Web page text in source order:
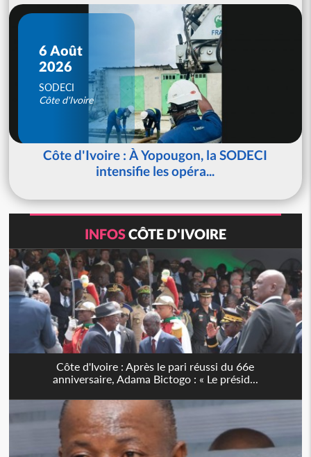
6 Août
2026
SODECI
Côte d'Ivoire
Côte d'Ivoire : À Yopougon, la SODECI
intensifie les opéra...
INFOSCÔTE D'IVOIRE
Côte d'Ivoire : Après le pari réussi du 66e
anniversaire, Adama Bictogo : « Le présid...